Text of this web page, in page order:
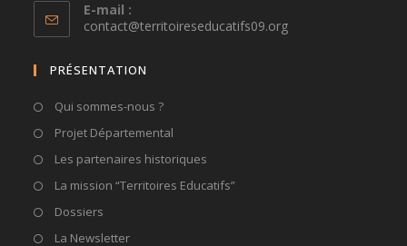
E-mail :
contact@territoireseducatifs09.orgS’ouvre
PRÉSENTATION
Qui sommes-nous ?
Projet Départemental
Les partenaires historiques
La mission “Territoires Educatifs”
Dossiers
La Newsletter